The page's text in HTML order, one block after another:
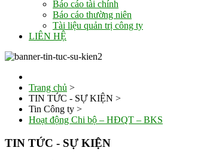
Báo cáo tài chính
Báo cáo thường niên
Tài liệu quản trị công ty
LIÊN HỆ
Trang chủ >
TIN TỨC - SỰ KIỆN >
Tin Công ty >
Hoạt động Chi bộ – HĐQT – BKS
TIN TỨC - SỰ KIỆN